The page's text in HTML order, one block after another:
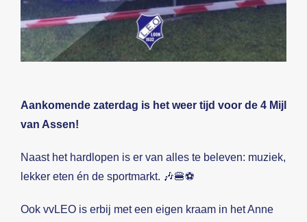
Aankomende zaterdag is het weer tijd voor de 4 Mijl
van Assen!
Naast het hardlopen is er van alles te beleven: muziek,
lekker eten én de sportmarkt. 🎶🍔⚽
Ook vvLEO is erbij met een eigen kraam in het Anne